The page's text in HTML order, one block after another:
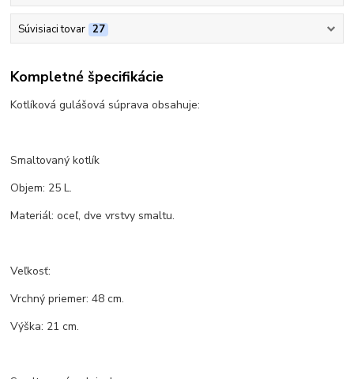
Súvisiaci tovar 27
Kompletné špecifikácie
Kotlíková gulášová súprava obsahuje:
Smaltovaný kotlík
Objem: 25 L.
Materiál: oceľ, dve vrstvy smaltu.
Veľkosť:
Vrchný priemer: 48 cm.
Výška: 21 cm.